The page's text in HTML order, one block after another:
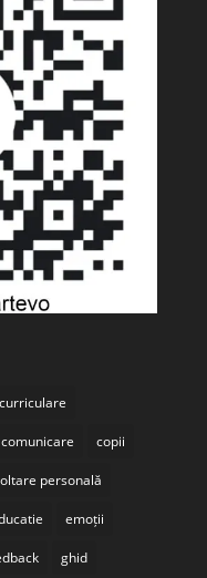
comunicare copii
personală
emoții
ghid